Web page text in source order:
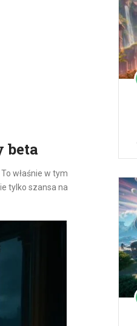
beta
właśnie w tym
tylko szansa na